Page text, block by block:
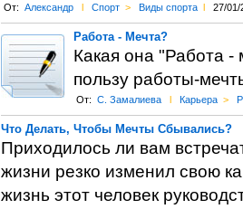
От: Александр l Спорт > Виды спорта l 27/01/
Работа - Мечта?
Какая она "Работа
пользу работы-
От: С. Замалиева l Карьера >
Что Делать, Чтобы Мечты Сбывались?
Приходилось ли вам
жизни резко изменил свою
жизнь этот человек